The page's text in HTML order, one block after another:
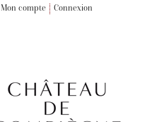
Mon compte Connexion